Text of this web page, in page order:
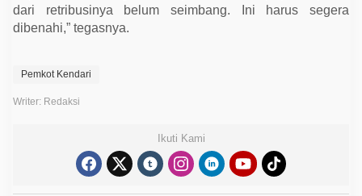
dari retribusinya belum seimbang. Ini harus segera
dibenahi,” tegasnya.
Pemkot Kendari
Writer: Redaksi
Ikuti Kami